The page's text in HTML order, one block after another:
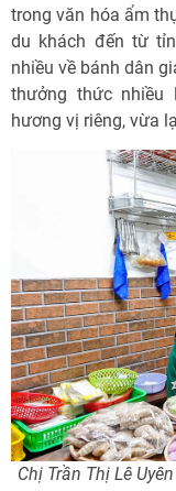
trong văn hóa ẩm
du khách đến từ
nhiều về bánh dân
thưởng thức
hương vị riêng, vừa
Chị Trần Thị Lê